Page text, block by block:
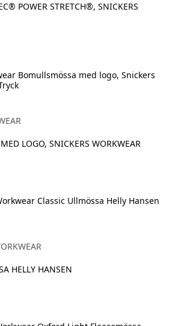
POWER STRETCH®, SNICKERS
LOGO, SNICKERS WORKWEAR
HELLY HANSEN